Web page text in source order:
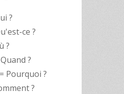
?
ce ?
?
?
= Pourquoi ?
?